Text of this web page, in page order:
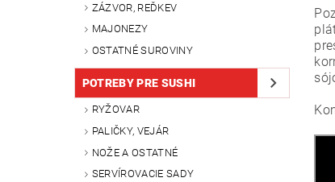
ZÁZVOR, REĎKEV
MAJONEZY
OSTATNÉ SUROVINY
POTREBY PRE SUSHI
RYŽOVAR
PALIČKY, VEJÁR
NOŽE A OSTATNÉ
SERVÍROVACIE SADY